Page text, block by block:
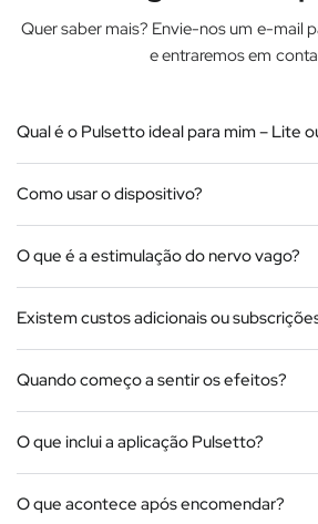
Quer saber mais? Envie-nos um e-mail
e entraremos em
Qual é o Pulsetto ideal para mim – Lite
Como usar o dispositivo?
O que é a estimulação do nervo vago?
Existem custos adicionais ou
Quando começo a sentir os efeitos?
O que inclui a aplicação Pulsetto?
O que acontece após encomendar?